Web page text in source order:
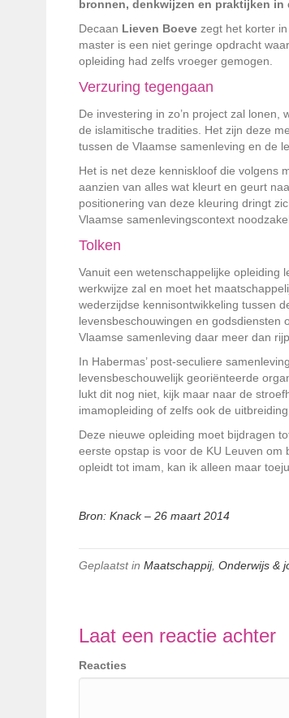
bronnen, denkwijzen en praktijken
Decaan Lieven Boeve zegt het korter
master is een niet geringe opdracht
opleiding had zelfs vroeger gemogen.
Verzuring tegengaan
De investering in zo’n project zal
de islamitische tradities. Het zijn deze
tussen de Vlaamse samenleving en de
Het is net deze kenniskloof die volgens
aanzien van alles wat kleurt en geurt
positionering van deze kleuring dringt
Vlaamse samenlevingscontext
Tolken
Vanuit een wetenschappelijke opleiding
werkwijze zal en moet het
wederzijdse kennisontwikkeling tussen
levensbeschouwingen en godsdiensten
Vlaamse samenleving daar meer dan
In Habermas’ post-seculiere
levensbeschouwelijk georiënteerde
lukt dit nog niet, kijk maar naar de
imamopleiding of zelfs ook de
Deze nieuwe opleiding moet bijdragen
eerste opstap is voor de KU Leuven
opleidt tot imam, kan ik alleen maar
Bron: Knack – 26 maart 2014
Geplaatst in Maatschappij, Onderwijs &
Laat een reactie achter
Reacties